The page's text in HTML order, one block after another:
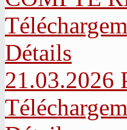
Détails
21.03.2026